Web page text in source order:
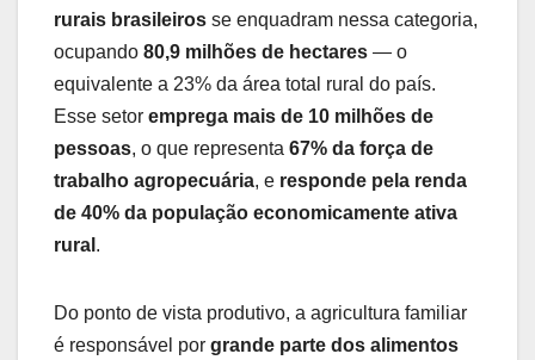
rurais brasileiros se enquadram nessa categoria,
ocupando 80,9 milhões de hectares — o
equivalente a 23% da área total rural do país.
Esse setor emprega mais de 10 milhões de
pessoas, o que representa 67% da força de
trabalho agropecuária, e responde pela renda
de 40% da população economicamente ativa
rural .
Do ponto de vista produtivo, a agricultura familiar
é responsável por grande parte dos alimentos